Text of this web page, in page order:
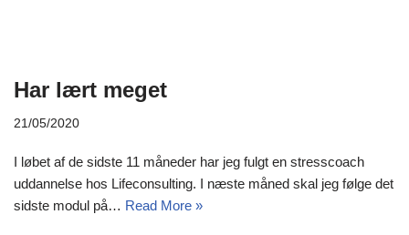
Har lært meget
21/05/2020
I løbet af de sidste 11 måneder har jeg fulgt en stresscoach
uddannelse hos Lifeconsulting. I næste måned skal jeg følge det
sidste modul på… Read More »